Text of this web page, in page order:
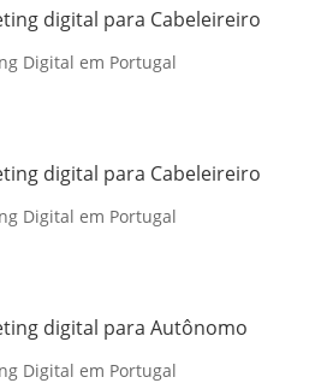
digital para Cabeleireiro
Digital em Portugal
digital para Cabeleireiro
Digital em Portugal
digital para Autônomo
Digital em Portugal